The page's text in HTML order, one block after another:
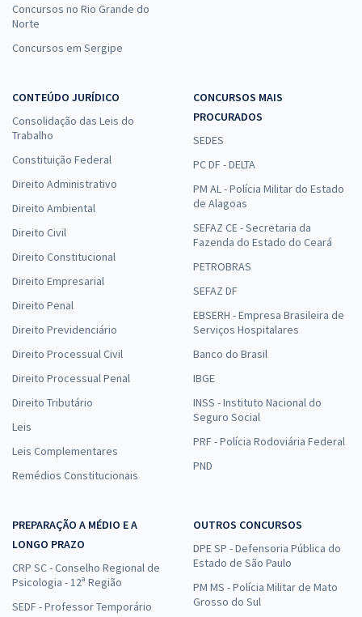
Concursos no Rio Grande do
Norte
Concursos em Sergipe
CONTEÚDO JURÍDICO
Consolidação das Leis do
Trabalho
Constituição Federal
Direito Administrativo
Direito Ambiental
Direito Civil
Direito Constitucional
Direito Empresarial
Direito Penal
Direito Previdenciário
Direito Processual Civil
Direito Processual Penal
Direito Tributário
Leis
Leis Complementares
Remédios Constitucionais
CONCURSOS MAIS
PROCURADOS
SEDES
PC DF - DELTA
PM AL - Polícia Militar do Estado
de Alagoas
SEFAZ CE - Secretaria da
Fazenda do Estado do Ceará
PETROBRAS
SEFAZ DF
EBSERH - Empresa Brasileira de
Serviços Hospitalares
Banco do Brasil
IBGE
INSS - Instituto Nacional do
Seguro Social
PRF - Polícia Rodoviária Federal
PND
PREPARAÇÃO A MÉDIO E A
LONGO PRAZO
CRP SC - Conselho Regional de
Psicologia - 12ª Região
SEDF - Professor Temporário
OUTROS CONCURSOS
DPE SP - Defensoria Pública do
Estado de São Paulo
PM MS - Polícia Militar de Mato
Grosso do Sul